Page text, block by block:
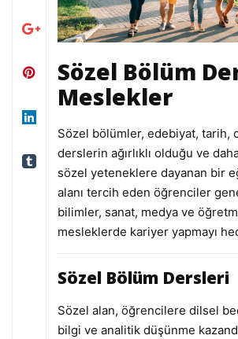
Sözel Bölüm
Meslekler
Sözel bölümler, edebiyat, tarih,
derslerin ağırlıklı olduğu ve
sözel yeteneklere dayanan bir
alanı tercih eden öğrenciler
bilimler, sanat, medya ve
mesleklerde kariyer yapmayı
Sözel Bölüm Dersleri
Sözel alan, öğrencilere dilsel
bilgi ve analitik düşünme